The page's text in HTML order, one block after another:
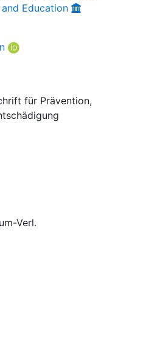
Education
für Prävention,
Verl.